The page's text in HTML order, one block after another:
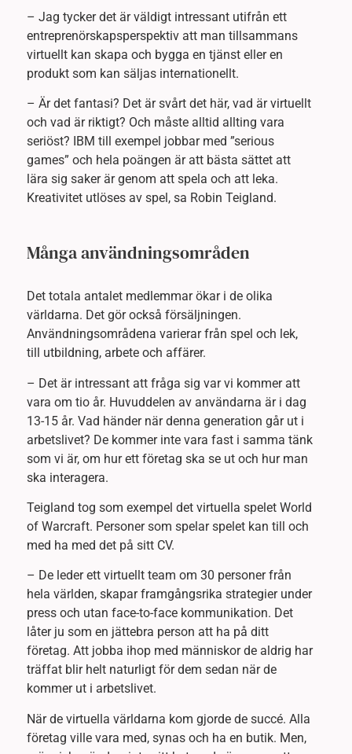
– Jag tycker det är väldigt intressant utifrån ett
entreprenörskapsperspektiv att man tillsammans
virtuellt kan skapa och bygga en tjänst eller en
produkt som kan säljas internationellt.
– Är det fantasi? Det är svårt det här, vad är virtuellt
och vad är riktigt? Och måste alltid allting vara
seriöst? IBM till exempel jobbar med ”serious
games” och hela poängen är att bästa sättet att
lära sig saker är genom att spela och att leka.
Kreativitet utlöses av spel, sa Robin Teigland.
Många användningsområden
Det totala antalet medlemmar ökar i de olika
världarna. Det gör också försäljningen.
Användningsområdena varierar från spel och lek,
till utbildning, arbete och affärer.
– Det är intressant att fråga sig var vi kommer att
vara om tio år. Huvuddelen av användarna är i dag
13-15 år. Vad händer när denna generation går ut i
arbetslivet? De kommer inte vara fast i samma tänk
som vi är, om hur ett företag ska se ut och hur man
ska interagera.
Teigland tog som exempel det virtuella spelet World
of Warcraft. Personer som spelar spelet kan till och
med ha med det på sitt CV.
– De leder ett virtuellt team om 30 personer från
hela världen, skapar framgångsrika strategier under
press och utan face-to-face kommunikation. Det
låter ju som en jättebra person att ha på ditt
företag. Att jobba ihop med människor de aldrig har
träffat blir helt naturligt för dem sedan när de
kommer ut i arbetslivet.
När de virtuella världarna kom gjorde de succé. Alla
företag ville vara med, synas och ha en butik. Men,